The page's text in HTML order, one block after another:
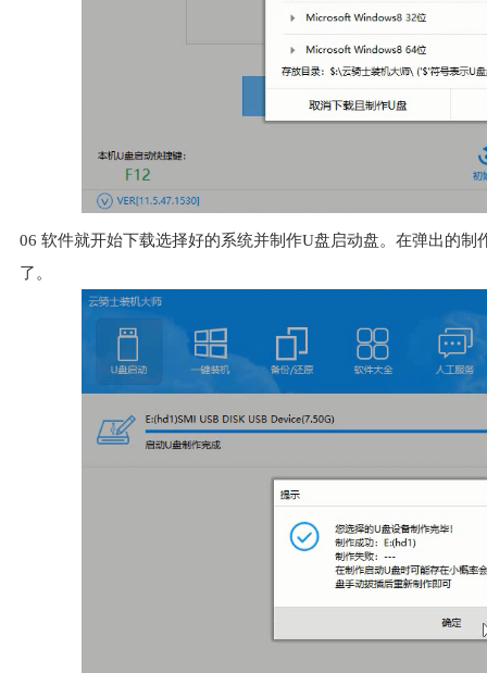
06 软件就开始下载选择好的系统并制作U盘启动盘。在弹出的
了。